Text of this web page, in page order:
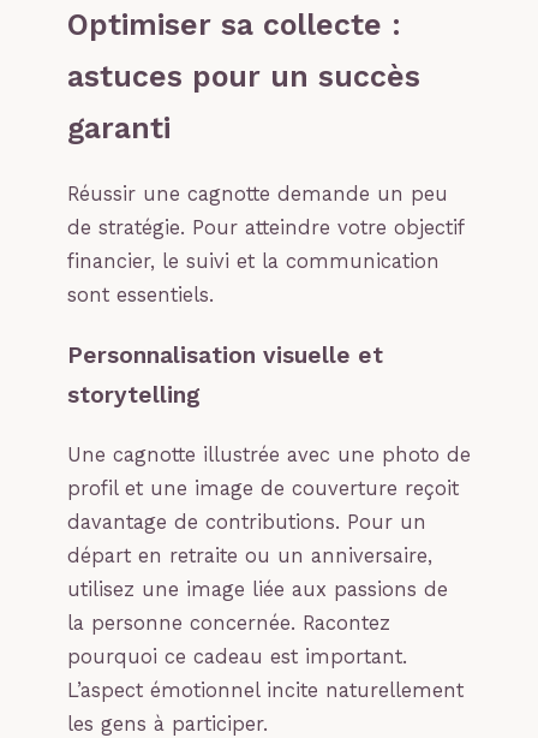
Optimiser sa collecte :
astuces pour un succès
garanti
Réussir une cagnotte demande un peu
de stratégie. Pour atteindre votre objectif
financier, le suivi et la communication
sont essentiels.
Personnalisation visuelle et
storytelling
Une cagnotte illustrée avec une photo de
profil et une image de couverture reçoit
davantage de contributions. Pour un
départ en retraite ou un anniversaire,
utilisez une image liée aux passions de
la personne concernée. Racontez
pourquoi ce cadeau est important.
L’aspect émotionnel incite naturellement
les gens à participer.